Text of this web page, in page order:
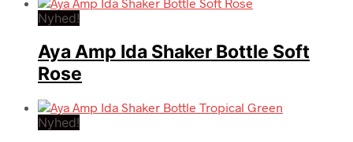
Nyhed!
Aya Amp Ida Shaker Bottle Soft
Rose
Nyhed!